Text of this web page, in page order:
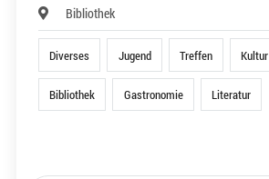
Bibliothek
Diverses Jugend Treffen Kultur
Bibliothek Gastronomie Literatur